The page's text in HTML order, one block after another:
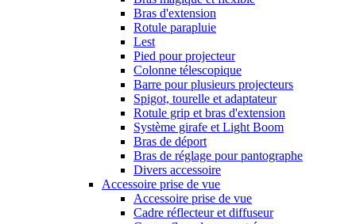
Bras d'extension
Rotule parapluie
Lest
Pied pour projecteur
Colonne télescopique
Barre pour plusieurs projecteurs
Spigot, tourelle et adaptateur
Rotule grip et bras d'extension
Système girafe et Light Boom
Bras de déport
Bras de réglage pour pantographe
Divers accessoire
Accessoire prise de vue
Accessoire prise de vue
Cadre réflecteur et diffuseur